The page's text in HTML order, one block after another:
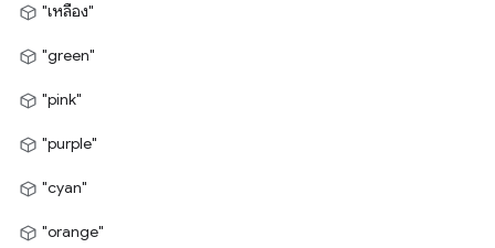
"เหลือง"
"green"
"pink"
"purple"
"cyan"
"orange"